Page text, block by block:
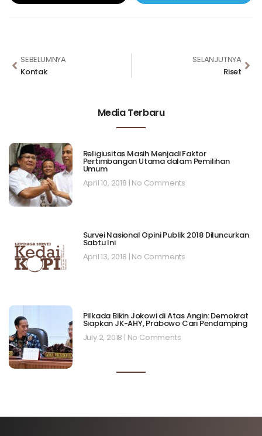
SEBELUMNYA
Kontak
SELANJUTNYA
Riset
Media Terbaru
Religiusitas Masih Menjadi Faktor
Pertimbangan Utama dalam Pemilihan
Umum
April 10, 2018 No Comments
Survei Nasional Opini Publik 2018 Diluncurkan
Sabtu Ini
April 13, 2018 No Comments
Pilkada Bikin Jokowi di Atas Angin: Demokrat
Siapkan JK-AHY, Prabowo Cari Pendamping
July 2, 2018 No Comments